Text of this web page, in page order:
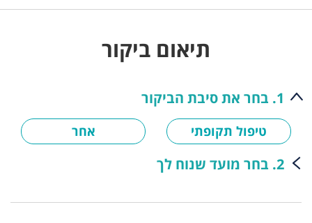
תיאום ביקור
1. בחר את סיבת הביקור
טיפול תקופתי אחר
2. בחר מועד שנוח לך